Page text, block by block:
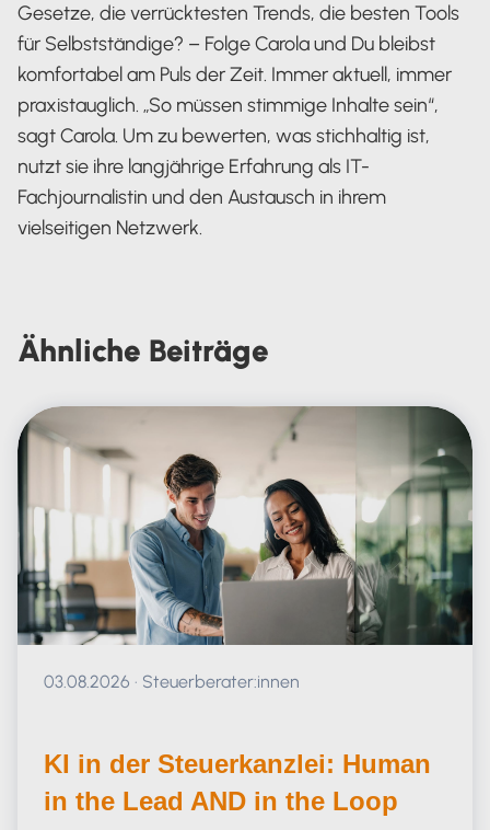
Gesetze, die verrücktesten Trends, die besten Tools
für Selbstständige? – Folge Carola und Du bleibst
komfortabel am Puls der Zeit. Immer aktuell, immer
praxistauglich. „So müssen stimmige Inhalte sein“,
sagt Carola. Um zu bewerten, was stichhaltig ist,
nutzt sie ihre langjährige Erfahrung als IT-
Fachjournalistin und den Austausch in ihrem
vielseitigen Netzwerk.
Ähnliche Beiträge
Veröffentlicht am 03.08.2026
03.08.2026 · Steuerberater:innen
KI in der Steuerkanzlei: Human
in the Lead AND in the Loop